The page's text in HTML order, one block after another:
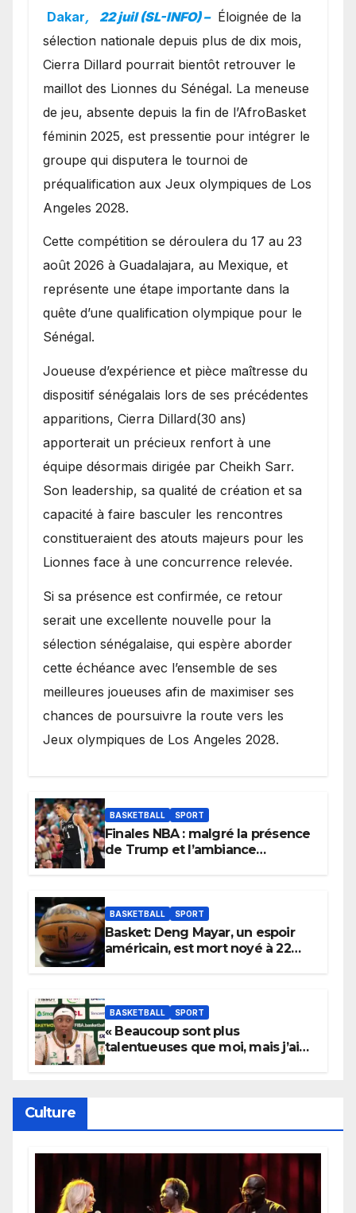
avec les Lionnes ?
Dakar, 22 juil (SL-INFO) – Éloignée de la
sélection nationale depuis plus de dix mois,
Cierra Dillard pourrait bientôt retrouver le
maillot des Lionnes du Sénégal. La meneuse
de jeu, absente depuis la fin de l’AfroBasket
féminin 2025, est pressentie pour intégrer le
groupe qui disputera le tournoi de
préqualification aux Jeux olympiques de Los
Angeles 2028.
Cette compétition se déroulera du 17 au 23
août 2026 à Guadalajara, au Mexique, et
représente une étape importante dans la
quête d’une qualification olympique pour le
Sénégal.
Joueuse d’expérience et pièce maîtresse du
dispositif sénégalais lors de ses précédentes
apparitions, Cierra Dillard(30 ans)
apporterait un précieux renfort à une
équipe désormais dirigée par Cheikh Sarr.
Son leadership, sa qualité de création et sa
capacité à faire basculer les rencontres
constitueraient des atouts majeurs pour les
Lionnes face à une concurrence relevée.
Si sa présence est confirmée, ce retour
serait une excellente nouvelle pour la
sélection sénégalaise, qui espère aborder
cette échéance avec l’ensemble de ses
meilleures joueuses afin de maximiser ses
chances de poursuivre la route vers les
Jeux olympiques de Los Angeles 2028.
BASKETBALL SPORT
Finales NBA : malgré la présence
de Trump et l’ambiance
BASKETBALL SPORT
Basket: Deng Mayar, un espoir
américain, est mort noyé à 22
BASKETBALL SPORT
« Beaucoup sont plus
talentueuses que moi, mais j’ai
Culture